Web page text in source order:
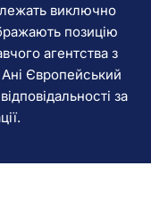
виключно
позицію
агентства з
Ані Європейський
за